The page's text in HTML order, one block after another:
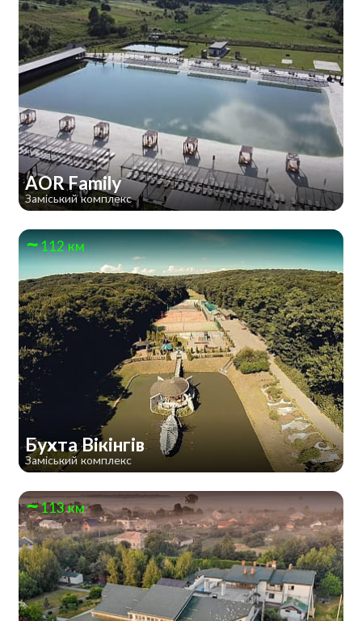
AOR Family
Заміський комплекс
112 км
Бухта Вікінгів
Заміський комплекс
113 км